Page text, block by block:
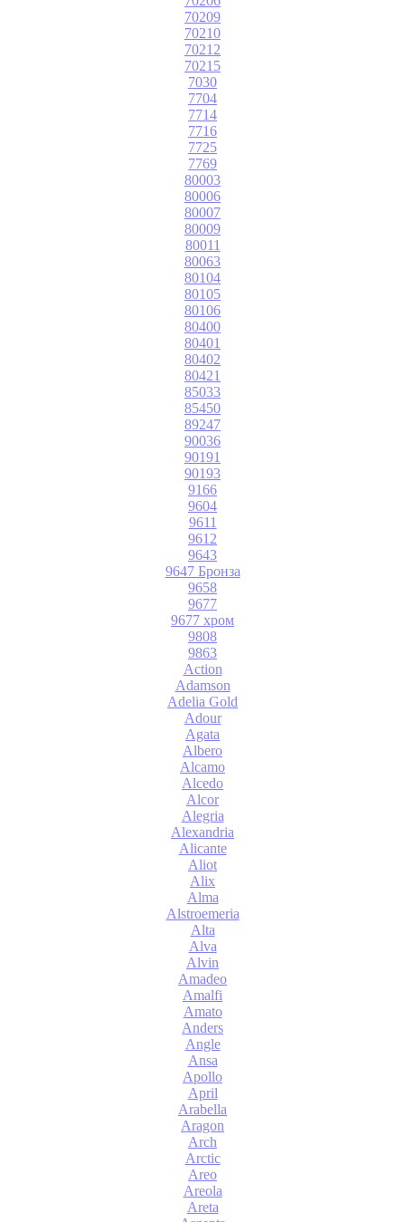
70209
70210
70212
70215
7030
7704
7714
7716
7725
7769
80003
80006
80007
80009
80011
80063
80104
80105
80106
80400
80401
80402
80421
85033
85450
89247
90036
90191
90193
9166
9604
9611
9612
9643
9647 Бронза
9658
9677
9677 хром
9808
9863
Action
Adamson
Adelia Gold
Adour
Agata
Albero
Alcamo
Alcedo
Alcor
Alegria
Alexandria
Alicante
Aliot
Alix
Alma
Alstroemeria
Alta
Alva
Alvin
Amadeo
Amalfi
Amato
Anders
Angle
Ansa
Apollo
April
Arabella
Aragon
Arch
Arctic
Areo
Areola
Areta